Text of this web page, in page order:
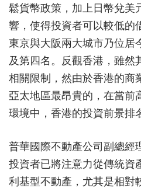
鬆貨幣政策，加上日幣兌美
響，使得投資者可以較低的
東京與大阪兩大城市乃位居
及第四名。反觀香港，雖然
相關限制，然由於香港的商
亞太地區最昂貴的，在當前
環境中，香港的投資前景排
普華國際不動產公司副總經
投資者已將注意力從傳統資
利基型不動產，尤其是相對